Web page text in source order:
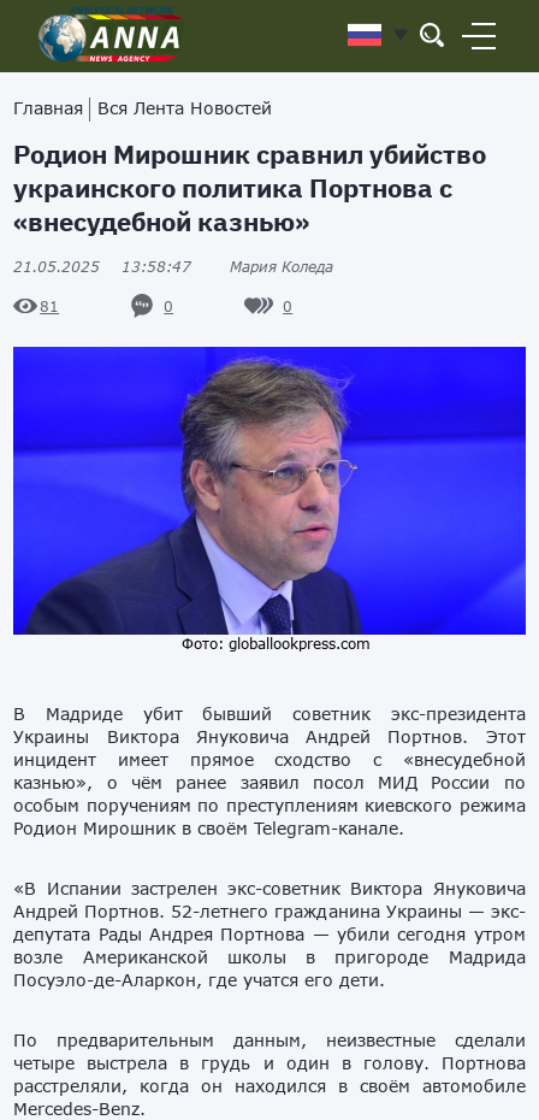
Главная Вся Лента Новостей
Родион Мирошник сравнил убийство
украинского политика Портнова с
«внесудебной казнью»
21.05.2025 13:58:47 Мария Коледа
81 0 0
Фото: globallookpress.com
В Мадриде убит бывший советник экс-президента
Украины Виктора Януковича Андрей Портнов. Этот
инцидент имеет прямое сходство с «внесудебной
казнью», о чём ранее заявил посол МИД России по
особым поручениям по преступлениям киевского режима
Родион Мирошник в своём Telegram-канале.
«В Испании застрелен экс-советник Виктора Януковича
Андрей Портнов. 52-летнего гражданина Украины — экс-
депутата Рады Андрея Портнова — убили сегодня утром
возле Американской школы в пригороде Мадрида
Посуэло-де-Аларкон, где учатся его дети.
По предварительным данным, неизвестные сделали
четыре выстрела в грудь и один в голову. Портнова
расстреляли, когда он находился в своём автомобиле
Mercedes-Benz.